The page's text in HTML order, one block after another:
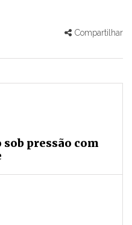
Compartilhar
pressão com